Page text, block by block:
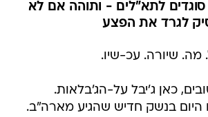
סוגדים לתא"לים - ותוהה אם לא
לגרד את הפצע
מה. שיורה. עכ-שיו.
כאן ג'יבל על-הג'בלאות.
היום בנשק חדיש שהגיע מארה"ב.